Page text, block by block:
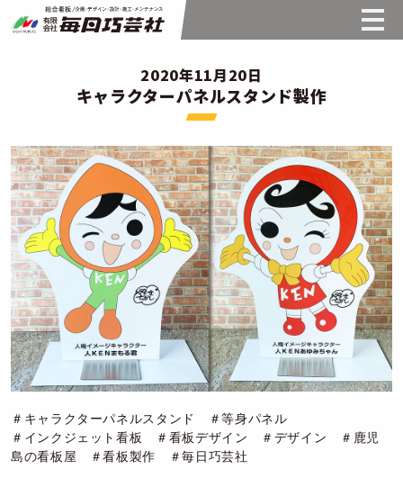
2020年11月20日
キャラクターパネルスタンド製作
＃キャラクターパネルスタンド ＃等身パネル
＃インクジェット看板 ＃看板デザイン ＃デザイン ＃鹿児
島の看板屋 ＃看板製作 ＃毎日巧芸社